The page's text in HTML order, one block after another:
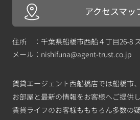
アクセスマッ
住所 ：千葉県船橋市西船４丁目26-8
メール： nishifuna@agent-trust.co.jp
賃貸エージェント西船橋店では船橋市
お部屋と最新の情報をお客様へご提供
賃貸ライフのお客様ももちろん多数の